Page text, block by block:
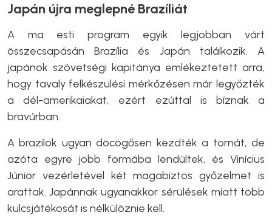
Japán újra meglepné Brazíliát
A ma esti program egyik legjobban várt
összecsapásán Brazília és Japán találkozik. A
japánok szövetségi kapitánya emlékeztetett arra,
hogy tavaly felkészülési mérkőzésen már legyőzték
a dél-amerikaiakat, ezért ezúttal is bíznak a
bravúrban.
A brazilok ugyan döcögősen kezdték a tornát, de
azóta egyre jobb formába lendültek, és Vinícius
Júnior vezérletével két magabiztos győzelmet is
arattak. Japánnak ugyanakkor sérülések miatt több
kulcsjátékosát is nélkülöznie kell.